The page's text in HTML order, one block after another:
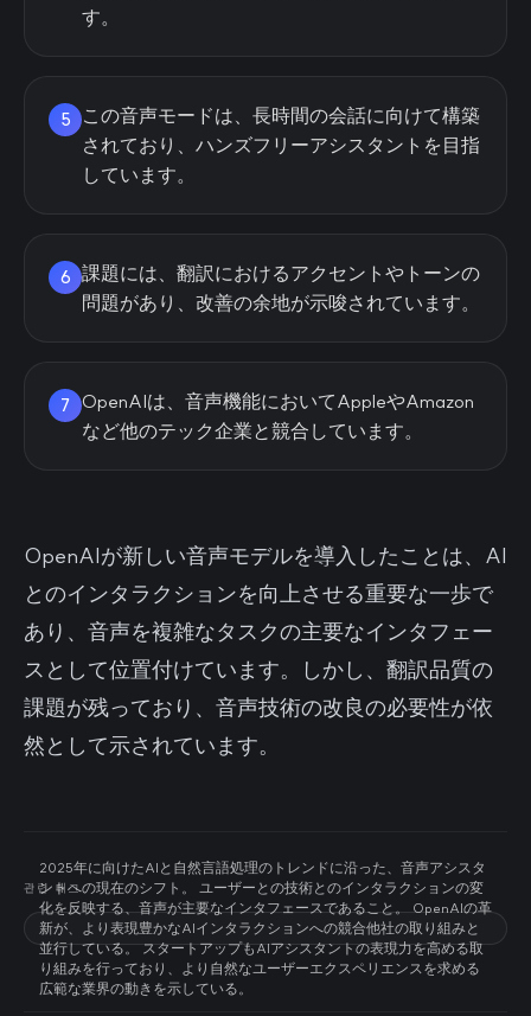
す。
5
この音声モードは、長時間の会話に向けて構築
されており、ハンズフリーアシスタントを目指
しています。
6 課題には、翻訳におけるアクセントやトーンの
問題があり、改善の余地が示唆されています。
7
OpenAIは、音声機能においてAppleやAmazon
など他のテック企業と競合しています。
OpenAIが新しい音声モデルを導入したことは、AI
とのインタラクションを向上させる重要な一歩で
あり、音声を複雑なタスクの主要なインタフェー
スとして位置付けています。しかし、翻訳品質の
課題が残っており、音声技術の改良の必要性が依
然として示されています。
관련 태그
2025年に向けたAIと自然言語処理のトレンドに沿った、音声アシスタ
ントへの現在のシフト。 ユーザーとの技術とのインタラクションの変
化を反映する、音声が主要なインタフェースであること。 OpenAIの革
新が、より表現豊かなAIインタラクションへの競合他社の取り組みと
並行している。 スタートアップもAIアシスタントの表現力を高める取
り組みを行っており、より自然なユーザーエクスペリエンスを求める
広範な業界の動きを示している。